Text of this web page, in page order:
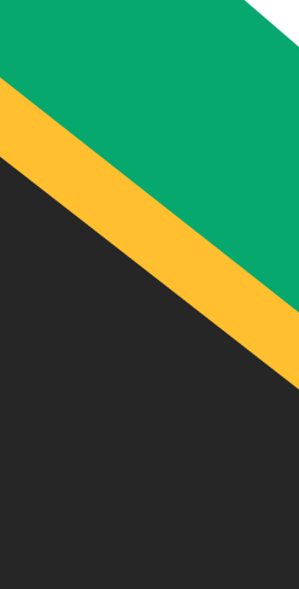
ZAR
1.00MUR 0.34301173
中间市场汇率于 UTC 15:43
我们可以提
我仅的仅仅器会使用中期市仅